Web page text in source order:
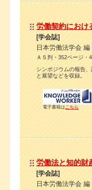
労働契約におけ
[学会誌]
日本労働法学会 編
Ａ５判・352ページ・
シンポジウムの報告
と展望などを収録。
電子書籍はこちら
労働法と知的財
[学会誌]
日本労働法学会 編